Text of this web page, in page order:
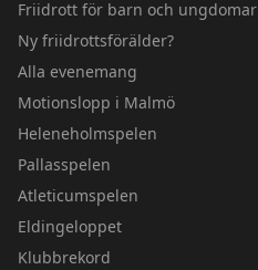
Friidrott för barn och ungdomar
Ny friidrottsförälder?
Alla evenemang
Motionslopp i Malmö
Heleneholmspelen
Pallasspelen
Atleticumspelen
Eldingeloppet
Klubbrekord